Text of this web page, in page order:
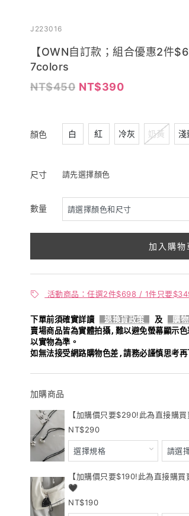
J223016
【OWN自訂款；組合優惠2件
7colors
450
390
顏色 白 紅 冷灰 奶黃 淺
尺寸 請先選擇顏色
數量
加入購物
活動商品：任選2件$698 / 1件只要
下單前須確實詳讀 退換貨政策 及
購
賣場商品皆為實體拍攝,難以避免螢幕顯示
以實物為準。
如無法接受網路購物色差,請務必謹慎思考
加購商品
【加購價只要$290!此為直接購
290
【加購價只要$190!此為直接購
🖤
190